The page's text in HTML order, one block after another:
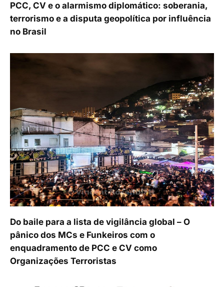
PCC, CV e o alarmismo diplomático: soberania,
terrorismo e a disputa geopolítica por influência
no Brasil
Do baile para a lista de vigilância global – O
pânico dos MCs e Funkeiros com o
enquadramento de PCC e CV como
Organizações Terroristas